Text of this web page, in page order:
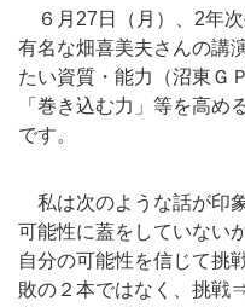
６月27日（月）、2年
有名な畑喜美夫さんの講
たい資質・能力（沼東Ｇ
「巻き込む力」等を高め
です。
私は次のような話が印
可能性に蓋をしていない
自分の可能性を信じて挑
敗の２本ではなく、挑